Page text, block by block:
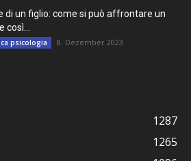
di un figlio: come si può affrontare un
così...
psicologia 8. Dezember 2023
1287
1265